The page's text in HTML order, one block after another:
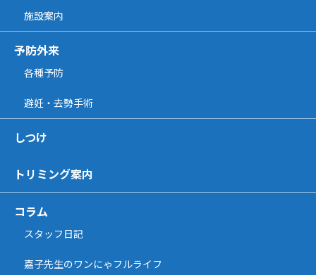
施設案内
予防外来
各種予防
避妊・去勢手術
しつけ
トリミング案内
コラム
スタッフ日記
嘉子先生のワンにゃフルライフ